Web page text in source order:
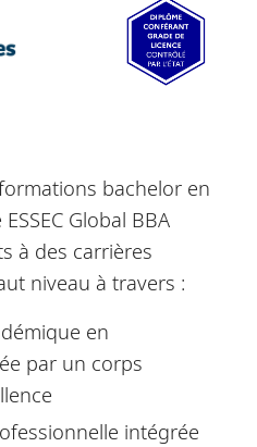
bachelor en
Global BBA
à des carrières
niveau à travers :
en
par un corps
intégrée